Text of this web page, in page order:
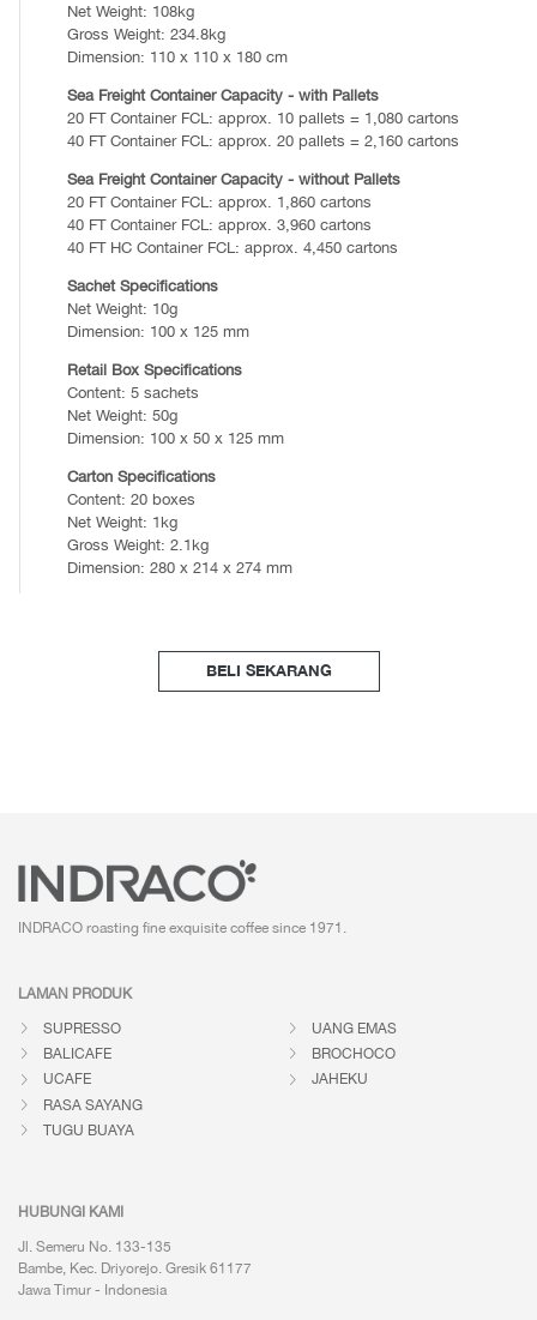
Net Weight: 108kg
Gross Weight: 234.8kg
Dimension: 110 x 110 x 180 cm
Sea Freight Container Capacity - with Pallets
20 FT Container FCL: approx. 10 pallets = 1,080 cartons
40 FT Container FCL: approx. 20 pallets = 2,160 cartons
Sea Freight Container Capacity - without Pallets
20 FT Container FCL: approx. 1,860 cartons
40 FT Container FCL: approx. 3,960 cartons
40 FT HC Container FCL: approx. 4,450 cartons
Sachet Specifications
Net Weight: 10g
Dimension: 100 x 125 mm
Retail Box Specifications
Content: 5 sachets
Net Weight: 50g
Dimension: 100 x 50 x 125 mm
Carton Specifications
Content: 20 boxes
Net Weight: 1kg
Gross Weight: 2.1kg
Dimension: 280 x 214 x 274 mm
BELI SEKARANG
INDRACO roasting fine exquisite coffee since 1971.
LAMAN PRODUK
SUPRESSO
BALICAFE
UCAFE
RASA SAYANG
TUGU BUAYA
UANG EMAS
BROCHOCO
JAHEKU
HUBUNGI KAMI
Jl. Semeru No. 133-135
Bambe, Kec. Driyorejo. Gresik 61177
Jawa Timur - Indonesia